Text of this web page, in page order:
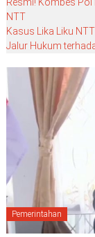
NTT
Kasus Lika Liku
Jalur Hukum
Pemerintahan